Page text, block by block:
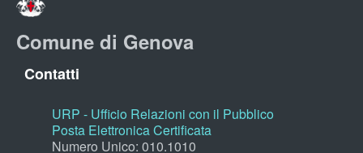
Comune di Genova
Contatti
URP - Ufficio Relazioni con il Pubblico
Posta Elettronica Certificata
Numero Unico: 010.1010